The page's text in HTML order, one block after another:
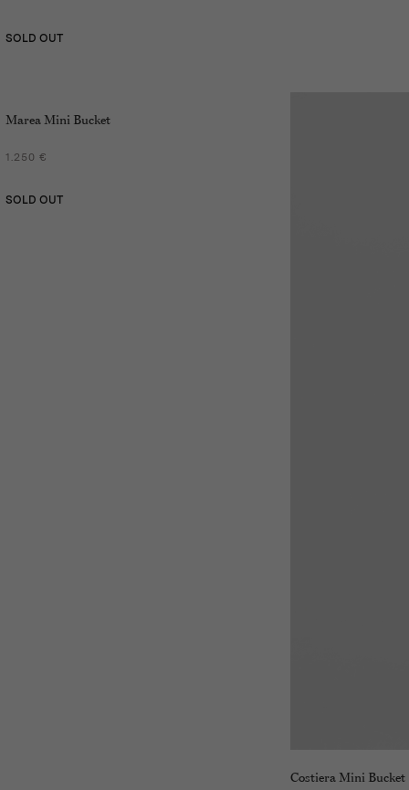
SOLD OUT
Marea Mini Bucket
1.250 €
SOLD OUT
Costiera Mini Bucket